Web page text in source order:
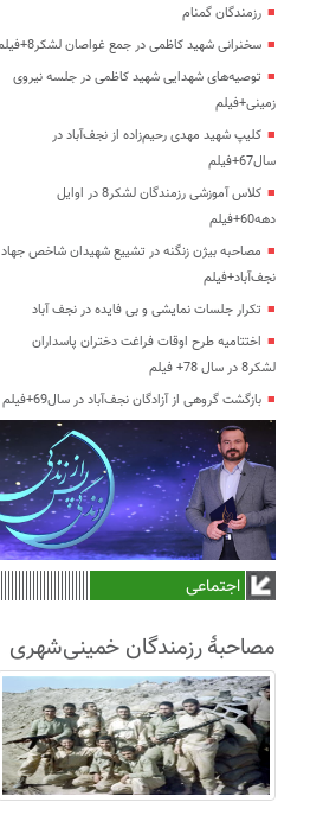
رزمندگان گمنام
سخنرانی شهید کاظمی در جمع غواصان لشکر8+فیلم
توصیه‌های شهدایی شهید کاظمی در جلسه نیروی
زمینی+فیلم
کلیپ شهید مهدی رحیم‌زاده از نجف‌آباد در
سال67+فیلم
کلاس آموزشی رزمندگان لشکر8 در اوایل
دهه60+فیلم
مصاحبه بیژن زنگنه در تشییع شهیدان شاخص جهاد
نجف‌آباد+فیلم
تکرار جلسات نمایشی و بی فایده در نجف آباد
اختتامیه طرح اوقات فراغت دختران پاسداران
لشکر8 در سال 78+ فیلم
بازگشت گروهی از آزادگان نجف‌آباد در سال69+فیلم
اجتماعی
مصاحبۀ رزمندگان خمینی‌شهری
لشکر8 در سال63+فیلم